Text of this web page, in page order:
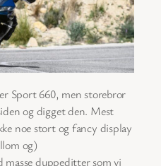
Sport 660, men storebror
og digget den. Mest
noe stort og fancy display
og)
duppeditter som vi